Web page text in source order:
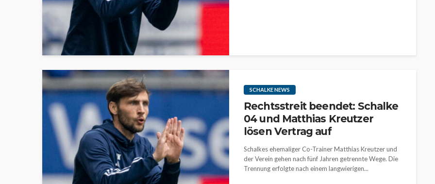
SCHALKE NEWS
Rechtsstreit beendet: Schalke
04 und Matthias Kreutzer
lösen Vertrag auf
Schalkes ehemaliger Co-Trainer Matthias Kreutzer und
der Verein gehen nach fünf Jahren getrennte Wege. Die
Trennung erfolgte nach einem langwierigen...